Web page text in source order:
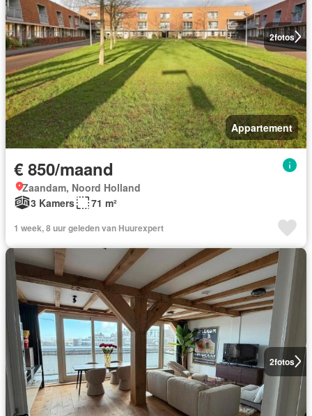
2fotos
Appartement
€ 850/maand
Zaandam, Noord Holland
3 Kamers
71 m²
1 week, 8 uur geleden van Huurexpert
2fotos